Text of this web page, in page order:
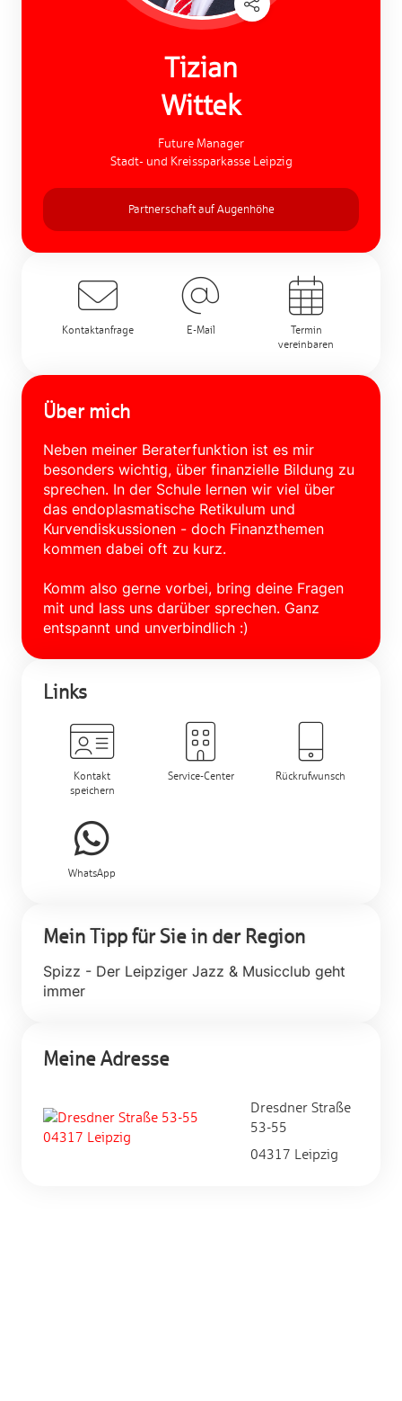
Tizian
Wittek
Future Manager
Stadt- und Kreissparkasse Leipzig
Partnerschaft auf Augenhöhe
Kontaktanfrage E-Mail
Termin
vereinbaren
Über mich
Neben meiner Beraterfunktion ist es mir
besonders wichtig, über finanzielle Bildung zu
sprechen. In der Schule lernen wir viel über
das endoplasmatische Retikulum und
Kurvendiskussionen - doch Finanzthemen
kommen dabei oft zu kurz.
Komm also gerne vorbei, bring deine Fragen
mit und lass uns darüber sprechen. Ganz
entspannt und unverbindlich :)
Links
Kontakt
speichern
Service-Center Rückrufwunsch
WhatsApp
Mein Tipp für Sie in der Region
Spizz - Der Leipziger Jazz & Musicclub geht
immer
Meine Adresse
Dresdner Straße
53-55
04317 Leipzig